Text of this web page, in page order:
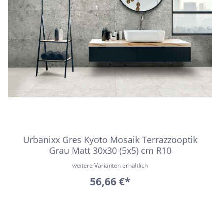
Urbanixx Gres Kyoto Mosaik Terrazzooptik
Grau Matt 30x30 (5x5) cm R10
weitere Varianten erhältlich
56,66 €*